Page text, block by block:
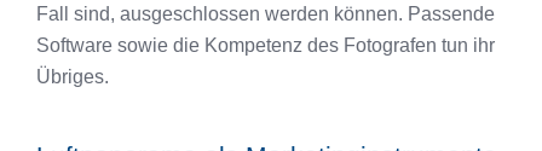
Fall sind, ausgeschlossen werden können. Passende
Software sowie die Kompetenz des Fotografen tun ihr
Übriges.